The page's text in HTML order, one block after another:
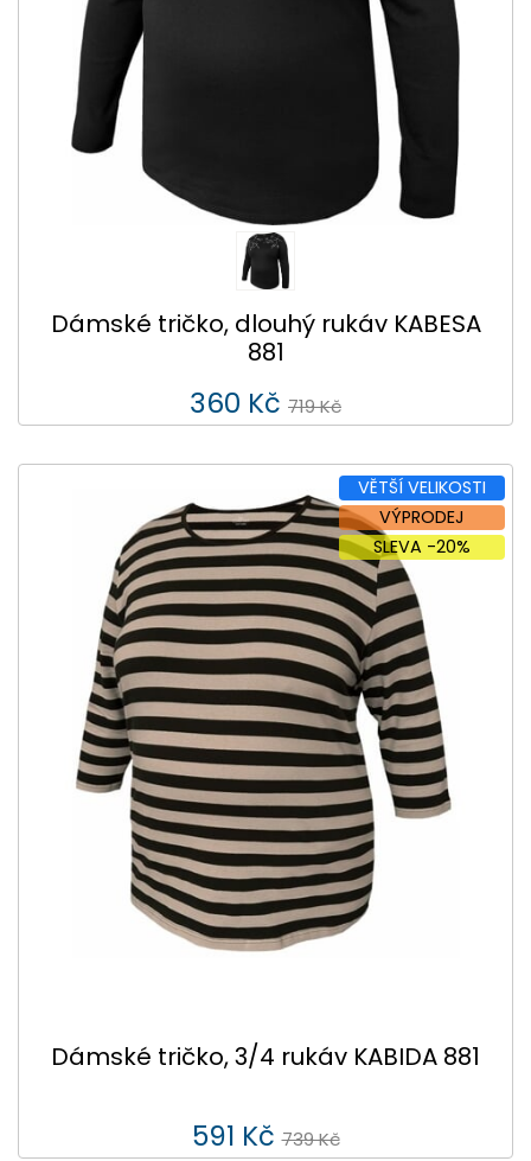
Dámské tričko, dlouhý rukáv KABESA
881
360 Kč 719 Kč
VĚTŠÍ VELIKOSTI
VÝPRODEJ
SLEVA -20%
Dámské tričko, 3/4 rukáv KABIDA 881
591 Kč 739 Kč